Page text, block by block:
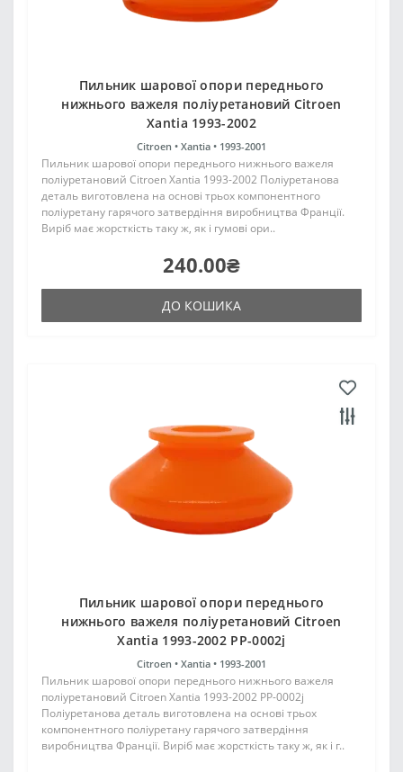
Пильник шарової опори переднього
нижнього важеля поліуретановий Citroen
Xantia 1993-2002
Citroen • Xantia • 1993-2001
Пильник шарової опори переднього нижнього важеля
поліуретановий Citroen Xantia 1993-2002 Поліуретанова
деталь виготовлена на основі трьох компонентного
поліуретану гарячого затвердіння виробництва Франції.
Виріб має жорсткість таку ж, як і гумові ори..
240.00₴
ДО КОШИКА
Пильник шарової опори переднього
нижнього важеля поліуретановий Citroen
Xantia 1993-2002 PP-0002j
Citroen • Xantia • 1993-2001
Пильник шарової опори переднього нижнього важеля
поліуретановий Citroen Xantia 1993-2002 PP-0002j
Поліуретанова деталь виготовлена на основі трьох
компонентного поліуретану гарячого затвердіння
виробництва Франції. Виріб має жорсткість таку ж, як і г..